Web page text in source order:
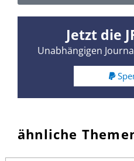
Jetzt die
Unabhängigen
ähnliche